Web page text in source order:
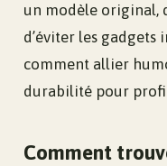
un modèle original,
d’éviter les gadgets
comment allier
durabilité pour
Comment